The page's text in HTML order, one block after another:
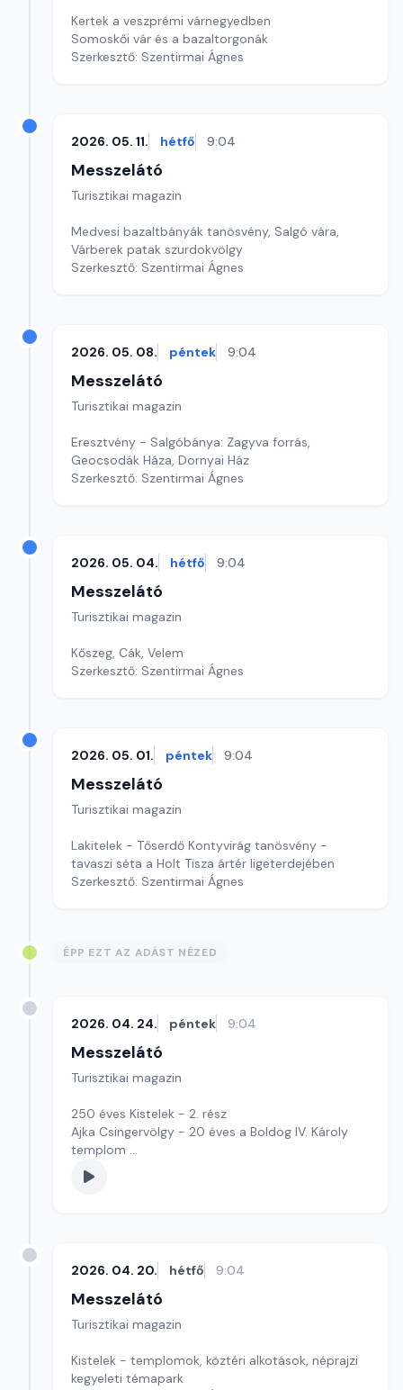
Kertek a veszprémi várnegyedben
Somoskői vár és a bazaltorgonák
Szerkesztő: Szentirmai Ágnes
2026. 05. 11. hétfő 9:04
Messzelátó
Turisztikai magazin
Medvesi bazaltbányák tanösvény, Salgó vára,
Várberek patak szurdokvölgy
Szerkesztő: Szentirmai Ágnes
2026. 05. 08. péntek 9:04
Messzelátó
Turisztikai magazin
Eresztvény - Salgóbánya: Zagyva forrás,
Geocsodák Háza, Dornyai Ház
Szerkesztő: Szentirmai Ágnes
2026. 05. 04. hétfő 9:04
Messzelátó
Turisztikai magazin
Kőszeg, Cák, Velem
Szerkesztő: Szentirmai Ágnes
2026. 05. 01. péntek 9:04
Messzelátó
Turisztikai magazin
Lakitelek - Tőserdő Kontyvirág tanösvény -
tavaszi séta a Holt Tisza ártér ligeterdejében
Szerkesztő: Szentirmai Ágnes
ÉPP EZT AZ ADÁST NÉZED
2026. 04. 24. péntek 9:04
Messzelátó
Turisztikai magazin
250 éves Kistelek - 2. rész
Ajka Csingervölgy - 20 éves a Boldog IV. Károly
templom
Szerkesztő: Szentirmai Ágnes
2026. 04. 20. hétfő 9:04
Messzelátó
Turisztikai magazin
Kistelek - templomok, köztéri alkotások, néprajzi
kegyeleti témapark